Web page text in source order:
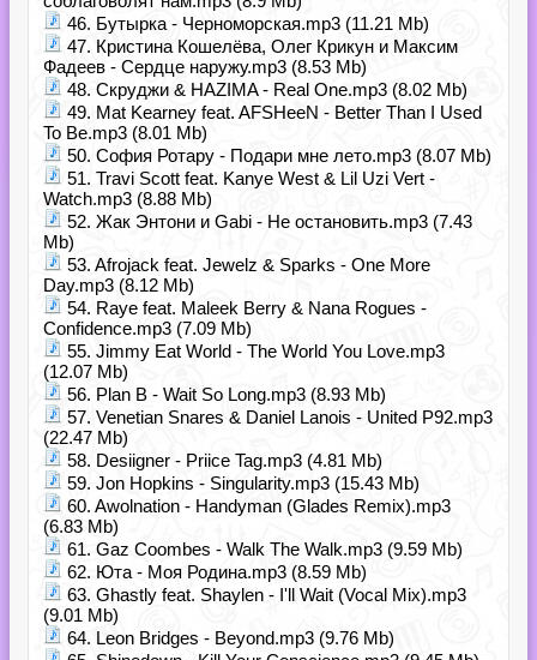
46. Бутырка - Черноморская.mp3 (11.21 Mb)
47. Кристина Кошелёва, Олег Крикун и Максим
Фадеев - Сердце наружу.mp3 (8.53 Mb)
48. Скруджи & НАZIMA - Real One.mp3 (8.02 Mb)
49. Mat Kearney feat. AFSHeeN - Better Than I Used
To Be.mp3 (8.01 Mb)
50. София Ротару - Подари мне лето.mp3 (8.07 Mb)
51. Travi Scott feat. Kanye West & Lil Uzi Vert -
Watch.mp3 (8.88 Mb)
52. Жак Энтони и Gabi - Не остановить.mp3 (7.43
Mb)
53. Afrojack feat. Jewelz & Sparks - One More
Day.mp3 (8.12 Mb)
54. Raye feat. Maleek Berry & Nana Rogues -
Confidence.mp3 (7.09 Mb)
55. Jimmy Eat World - The World You Love.mp3
(12.07 Mb)
56. Plan B - Wait So Long.mp3 (8.93 Mb)
57. Venetian Snares & Daniel Lanois - United P92.mp3
(22.47 Mb)
58. Desiigner - Priice Tag.mp3 (4.81 Mb)
59. Jon Hopkins - Singularity.mp3 (15.43 Mb)
60. Awolnation - Handyman (Glades Remix).mp3
(6.83 Mb)
61. Gaz Coombes - Walk The Walk.mp3 (9.59 Mb)
62. Юта - Моя Родина.mp3 (8.59 Mb)
63. Ghastly feat. Shaylen - I'll Wait (Vocal Mix).mp3
(9.01 Mb)
64. Leon Bridges - Beyond.mp3 (9.76 Mb)